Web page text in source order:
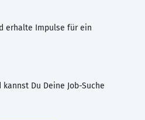
erhalte Impulse für ein
Du Deine Job-Suche